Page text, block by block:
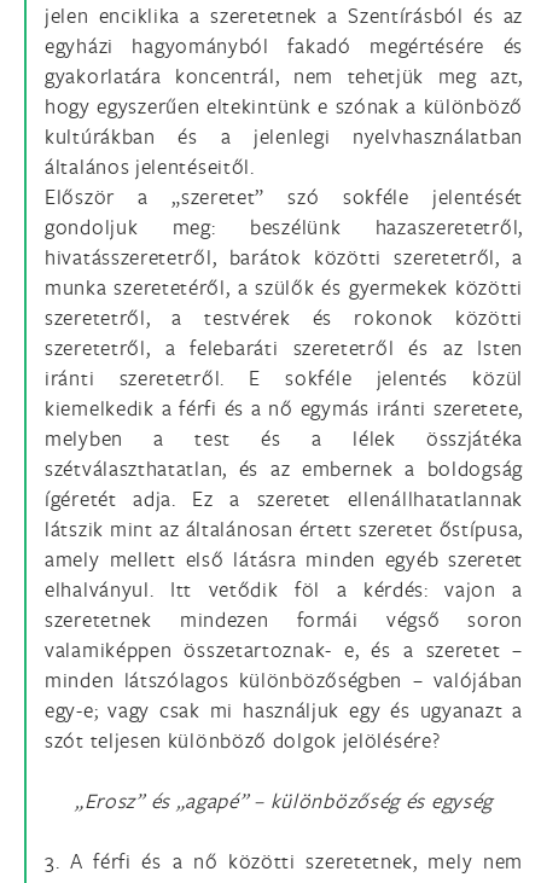
jelen enciklika a szeretetnek a Szentírásból és az
egyházi hagyományból fakadó megértésére és
gyakorlatára koncentrál, nem tehetjük meg azt,
hogy egyszerűen eltekintünk e szónak a különböző
kultúrákban és a jelenlegi nyelvhasználatban
általános jelentéseitől.
Először a „szeretet” szó sokféle jelentését
gondoljuk meg: beszélünk hazaszeretetről,
hivatásszeretetről, barátok közötti szeretetről, a
munka szeretetéről, a szülők és gyermekek közötti
szeretetről, a testvérek és rokonok közötti
szeretetről, a felebaráti szeretetről és az Isten
iránti szeretetről. E sokféle jelentés közül
kiemelkedik a férfi és a nő egymás iránti szeretete,
melyben a test és a lélek összjátéka
szétválaszthatatlan, és az embernek a boldogság
ígéretét adja. Ez a szeretet ellenállhatatlannak
látszik mint az általánosan értett szeretet őstípusa,
amely mellett első látásra minden egyéb szeretet
elhalványul. Itt vetődik föl a kérdés: vajon a
szeretetnek mindezen formái végső soron
valamiképpen összetartoznak- e, és a szeretet –
minden látszólagos különbözőségben – valójában
egy-e; vagy csak mi használjuk egy és ugyanazt a
szót teljesen különböző dolgok jelölésére?
„Erosz” és „agapé” – különbözőség és egység
3. A férfi és a nő közötti szeretetnek, mely nem